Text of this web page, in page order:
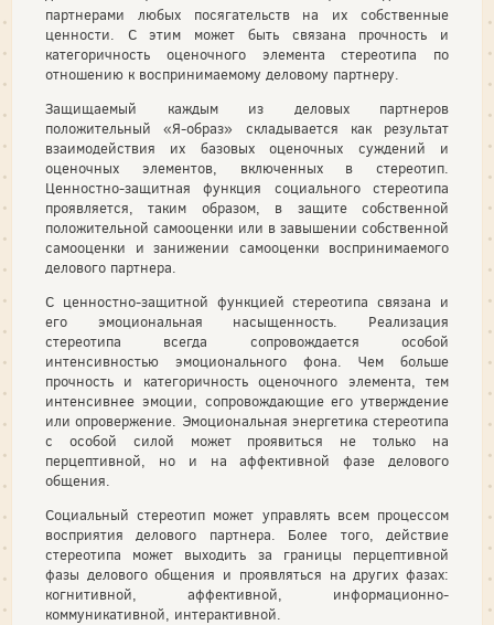
партнерами любых посягательств на их собственные
ценности. С этим может быть связана прочность и
категоричность оценочного элемента стереотипа по
отношению к воспринимаемому деловому партнеру.
Защищаемый каждым из деловых партнеров
положительный «Я-образ» складывается как результат
взаимодействия их базовых оценочных суждений и
оценочных элементов, включенных в стереотип.
Ценностно-защитная функция социального стереотипа
проявляется, таким образом, в защите собственной
положительной самооценки или в завышении собственной
самооценки и занижении самооценки воспринимаемого
делового партнера.
С ценностно-защитной функцией стереотипа связана и
его эмоциональная насыщенность. Реализация
стереотипа всегда сопровождается особой
интенсивностью эмоционального фона. Чем больше
прочность и категоричность оценочного элемента, тем
интенсивнее эмоции, сопровождающие его утверждение
или опровержение. Эмоциональная энергетика стереотипа
с особой силой может проявиться не только на
перцептивной, но и на аффективной фазе делового
общения.
Социальный стереотип может управлять всем процессом
восприятия делового партнера. Более того, действие
стереотипа может выходить за границы перцептивной
фазы делового общения и проявляться на других фазах:
когнитивной, аффективной, информационно-
коммуникативной, интерактивной.